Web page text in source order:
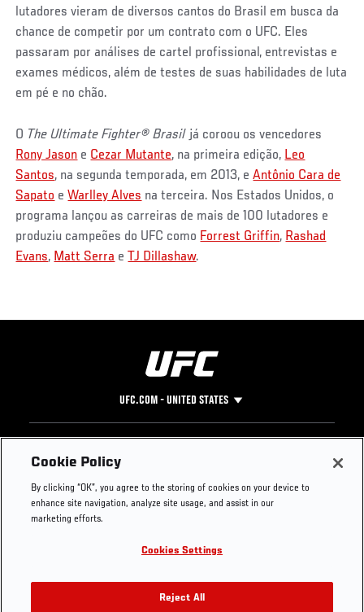
lutadores vieram de diversos cantos do Brasil em busca da
chance de competir por um contrato com o UFC. Eles
passaram por análises de cartel profissional, entrevistas e
exames médicos, além de testes de suas habilidades de luta
em pé e no chão.
O The Ultimate Fighter® Brasil já coroou os vencedores
Rony Jason e Cezar Mutante, na primeira edição, Leo
Santos, na segunda temporada, em 2013, eAntônio Cara de
Sapato eWarlley Alves na terceira. Nos Estados Unidos, o
programa lançou as carreiras de mais de 100 lutadores e
produziu campeões do UFC como Forrest Griffin, Rashad
Evans, Matt Serra eTJ Dillashaw.
UFC.COM - UNITED STATES
Footer
UFC
UFC Foundation
UFC Careers
Store
Instagram
YouTube
TikTok
Twitter
Press
Cookie Policy
By clicking “OK”, you agree to the storing of cookies on your device to
enhance site navigation, analyze site usage, and assist in our
marketing efforts.
Cookies Settings
Reject All